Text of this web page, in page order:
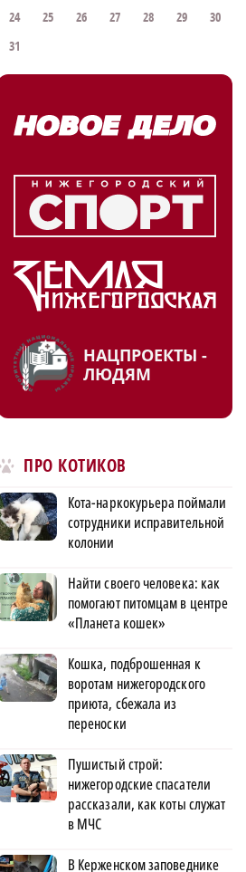
24
25 26 27 28 29
30
31
НАЦПРОЕКТЫ -
ЛЮДЯМ
ПРО КОТИКОВ
Кота-наркокурьера поймали
сотрудники исправительной
колонии
Найти своего человека: как
помогают питомцам в центре
«Планета кошек»
Кошка, подброшенная к
воротам нижегородского
приюта, сбежала из
переноски
Пушистый строй:
нижегородские спасатели
рассказали, как коты служат
в МЧС
В Керженском заповеднике